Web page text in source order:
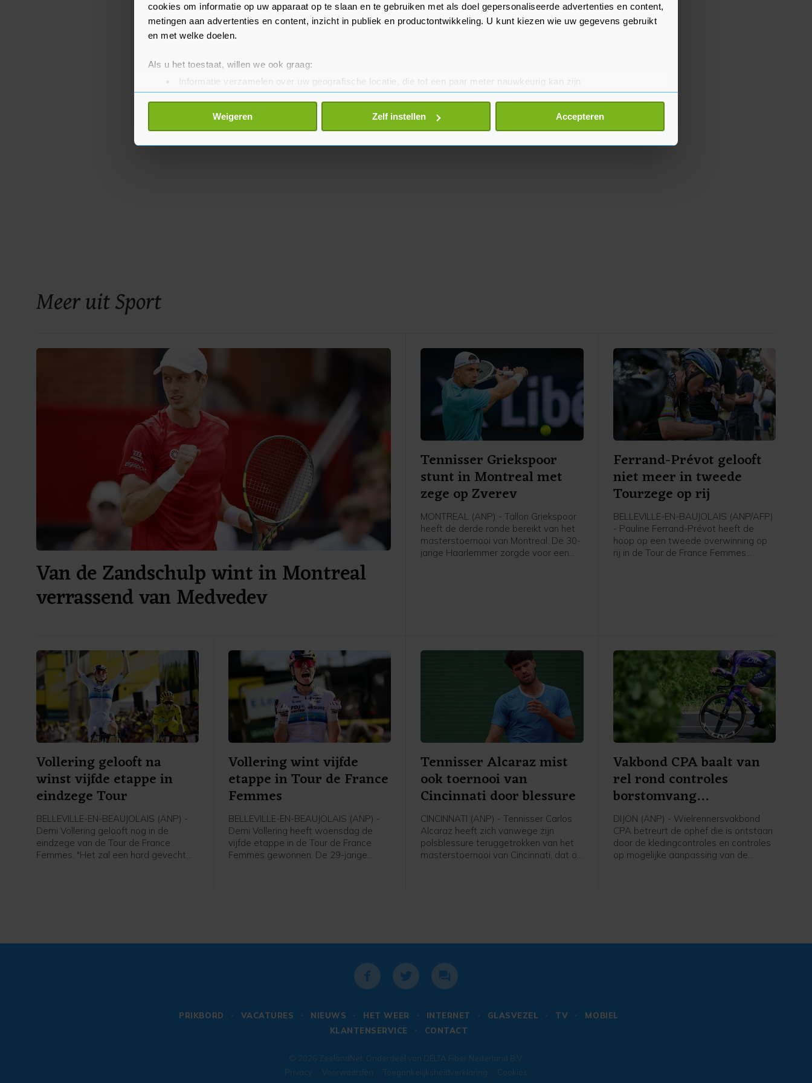
cookies om informatie op uw apparaat op te slaan en te gebruiken met als doel gepersonaliseerde advertenties en content,
metingen aan advertenties en content, inzicht in publiek en productontwikkeling. U kunt kiezen wie uw gegevens gebruikt
en met welke doelen.
Als u het toestaat, willen we ook graag:
Informatie verzamelen over uw geografische locatie, die tot een paar meter nauwkeurig kan zijn
Uw apparaat identificeren door het actief te scannen op specifieke eigenschappen (fingerprinting)
Lees meer over hoe uw persoonlijke gegevens worden verwerkt en stel uw voorkeuren in het
detailgedeelte
toestemming op elk moment wijzigen of intrekken in de Cookieverklaring.
Weigeren Zelf instellen Accepteren
Meer uit Sport
Van de Zandschulp wint in Montreal
verrassend van Medvedev
Tennisser Griekspoor
stunt in Montreal met
zege op Zverev
MONTREAL (ANP) - Tallon Griekspoor
heeft de derde ronde bereikt van het
masterstoernooi van Montreal. De 30-
jarige Haarlemmer zorgde voor een
Ferrand-Prévot gelooft
niet meer in tweede
Tourzege op rij
BELLEVILLE-EN-BAUJOLAIS (ANP/AFP)
- Pauline Ferrand-Prévot heeft de
hoop op een tweede overwinning op
rij in de Tour de France Femmes
Marlen Reusser en Vollering
"onherstelbaar".
Vollering gelooft na
winst vijfde etappe in
eindzege Tour
BELLEVILLE-EN-BEAUJOLAIS (ANP) -
Demi Vollering gelooft nog in de
eindzege van de Tour de France
Femmes. "Het zal een hard gevecht
Vollering wint vijfde
etappe in Tour de France
Femmes
BELLEVILLE-EN-BEAUJOLAIS (ANP) -
Demi Vollering heeft woensdag de
vijfde etappe in de Tour de France
Femmes gewonnen. De 29-jarige
Tennisser Alcaraz mist
ook toernooi van
Cincinnati door blessure
CINCINNATI (ANP) - Tennisser Carlos
Alcaraz heeft zich vanwege zijn
polsblessure teruggetrokken van het
masterstoernooi van Cincinnati, dat op
Vakbond CPA baalt van
rel rond controles
borstomvang
wielrensters
DIJON (ANP) - Wielrennersvakbond
CPA betreurt de ophef die is ontstaan
door de kledingcontroles en controles
op mogelijke aanpassing van de
PRIKBORD VACATURES NIEUWS HET WEER INTERNET GLASVEZEL TV
MOBIEL
KLANTENSERVICE
CONTACT
© 2026 ZeelandNet . Onderdeel van DELTA Fiber Nederland B.V.
Privacy
Voorwaarden Toegankelijksheidverklaring Cookies